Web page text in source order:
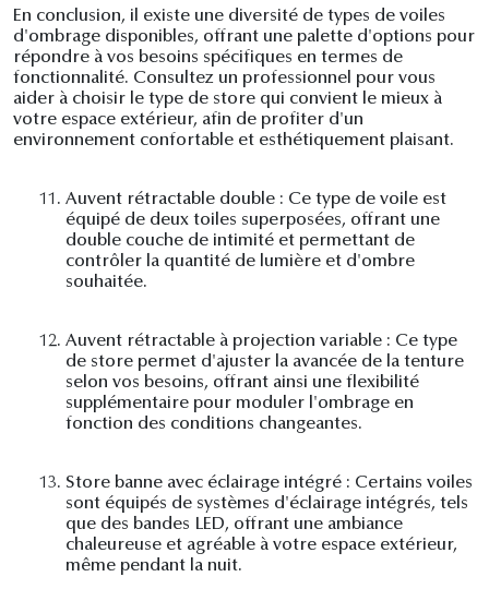
En conclusion, il existe une diversité de types de voiles
d'ombrage disponibles, offrant une palette d'options pour
répondre à vos besoins spécifiques en termes de
fonctionnalité. Consultez un professionnel pour vous
aider à choisir le type de store qui convient le mieux à
votre espace extérieur, afin de profiter d'un
environnement confortable et esthétiquement plaisant.
11. Auvent rétractable double : Ce type de voile est
équipé de deux toiles superposées, offrant une
double couche de intimité et permettant de
contrôler la quantité de lumière et d'ombre
souhaitée.
12. Auvent rétractable à projection variable : Ce type
de store permet d'ajuster la avancée de la tenture
selon vos besoins, offrant ainsi une flexibilité
supplémentaire pour moduler l'ombrage en
fonction des conditions changeantes.
13. Store banne avec éclairage intégré : Certains voiles
sont équipés de systèmes d'éclairage intégrés, tels
que des bandes LED, offrant une ambiance
chaleureuse et agréable à votre espace extérieur,
même pendant la nuit.